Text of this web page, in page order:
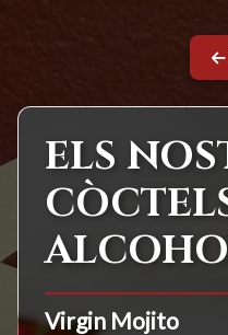
ELS
Virgin Mojito